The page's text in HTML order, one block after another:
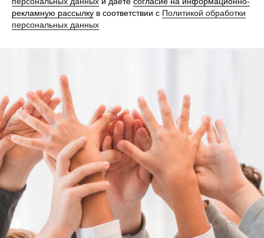
рекламную рассылку в соответствии с Политикой обработки
персональных данных